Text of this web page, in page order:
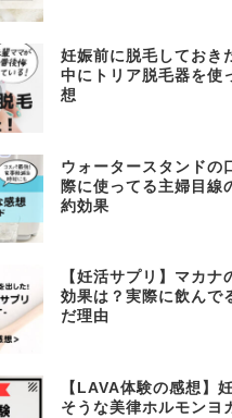
妊娠前に脱毛しておき
中にトリア脱毛器を使
想
ウォータースタンドの
際に使ってる主婦目線
約効果
【妊活サプリ】マカナ
効果は？実際に飲んで
だ理由
【LAVA体験の感想】
そうな美律ホルモンヨ